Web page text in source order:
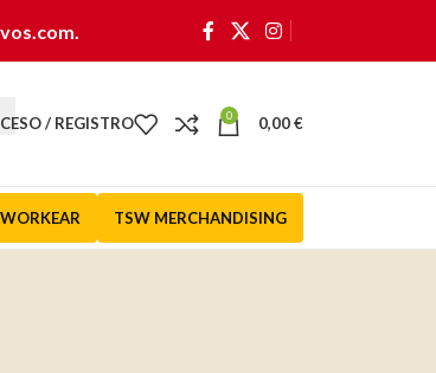
/ REGISTRO 0 0,00€
TSW MERCHANDISING